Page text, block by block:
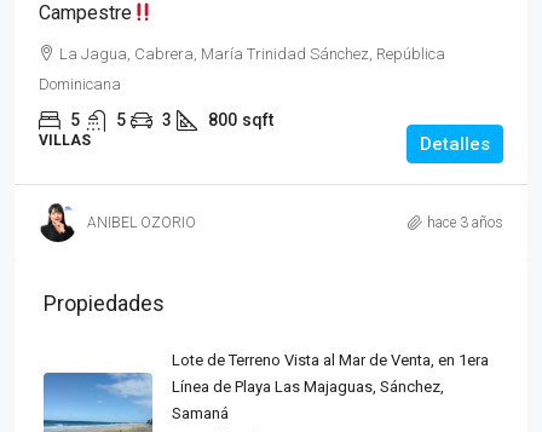
Campestre
La Jagua, Cabrera, María Trinidad Sánchez, República
Dominicana
5 5 3 800 sqft
VILLAS Detalles
ANIBEL OZORIO hace 3 años
Propiedades
Lote de Terreno Vista al Mar de Venta, en 1era
Línea de Playa Las Majaguas, Sánchez,
Samaná